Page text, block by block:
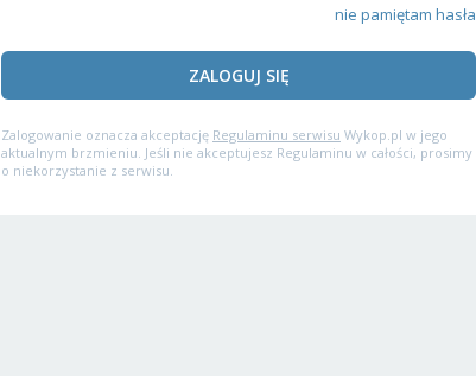
nie pamiętam hasła
ZALOGUJ SIĘ
Zalogowanie oznacza akceptację Regulaminu serwisu Wykop.pl w jego
aktualnym brzmieniu. Jeśli nie akceptujesz Regulaminu w całości, prosimy
o niekorzystanie z serwisu.